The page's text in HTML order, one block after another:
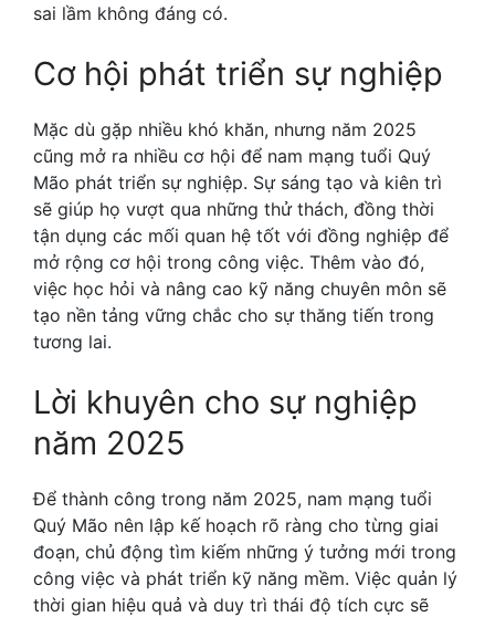
sai lầm không đáng có.
Cơ hội phát triển sự nghiệp
Mặc dù gặp nhiều khó khăn, nhưng năm 2025
cũng mở ra nhiều cơ hội để nam mạng tuổi Quý
Mão phát triển sự nghiệp. Sự sáng tạo và kiên trì
sẽ giúp họ vượt qua những thử thách, đồng thời
tận dụng các mối quan hệ tốt với đồng nghiệp để
mở rộng cơ hội trong công việc. Thêm vào đó,
việc học hỏi và nâng cao kỹ năng chuyên môn sẽ
tạo nền tảng vững chắc cho sự thăng tiến trong
tương lai.
Lời khuyên cho sự nghiệp
năm 2025
Để thành công trong năm 2025, nam mạng tuổi
Quý Mão nên lập kế hoạch rõ ràng cho từng giai
đoạn, chủ động tìm kiếm những ý tưởng mới trong
công việc và phát triển kỹ năng mềm. Việc quản lý
thời gian hiệu quả và duy trì thái độ tích cực sẽ